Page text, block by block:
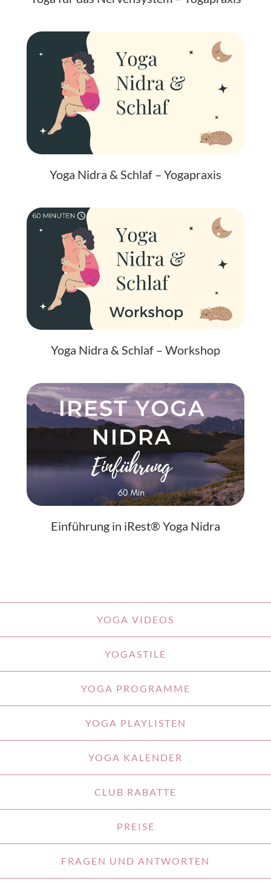
Yoga Nidra & Schlaf – Yogapraxis
Yoga Nidra & Schlaf – Workshop
Einführung in iRest® Yoga Nidra
YOGA VIDEOS
YOGASTILE
YOGA PROGRAMME
YOGA PLAYLISTEN
YOGA KALENDER
CLUB RABATTE
PREISE
FRAGEN UND ANTWORTEN